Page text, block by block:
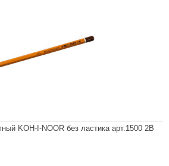
KOH-I-NOOR без ластика арт.1500 2В